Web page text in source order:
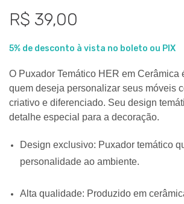
R$ 39,00
5% de desconto à vista no boleto ou PIX
O Puxador Temático HER em Cerâmica
quem deseja personalizar seus móveis
criativo e diferenciado. Seu design
detalhe especial para a decoração.
Design exclusivo: Puxador temático
personalidade ao ambiente.
Alta qualidade: Produzido em